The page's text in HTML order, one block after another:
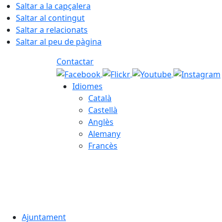
Saltar a la capçalera
Saltar al contingut
Saltar a relacionats
Saltar al peu de pàgina
Contactar
Idiomes
Català
Castellà
Anglès
Alemany
Francès
Ajuntament